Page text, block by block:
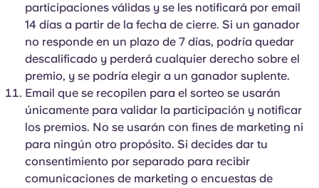
participaciones válidas y se les notificará por email
14 días a partir de la fecha de cierre. Si un ganador
no responde en un plazo de 7 días, podría quedar
descalificado y perderá cualquier derecho sobre el
premio, y se podría elegir a un ganador suplente.
Email que se recopilen para el sorteo se usarán
únicamente para validar la participación y notificar
los premios. No se usarán con fines de marketing ni
para ningún otro propósito. Si decides dar tu
consentimiento por separado para recibir
comunicaciones de marketing o encuestas de